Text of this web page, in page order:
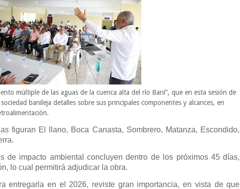
múltiple de las aguas de la cuenca alta del río Baní”, que en esta sesión de
banileja detalles sobre sus principales componentes y alcances, en
figuran El llano, Boca Canasta, Sombrero, Matanza, Escondido,
de impacto ambiental concluyen dentro de los próximos 45 días,
lo cual permitirá adjudicar la obra.
entregarla en el 2026, reviste gran importancia, en vista de que